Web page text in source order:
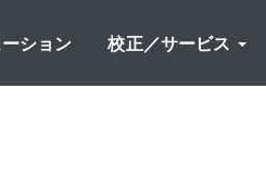
ション 校正／サービス